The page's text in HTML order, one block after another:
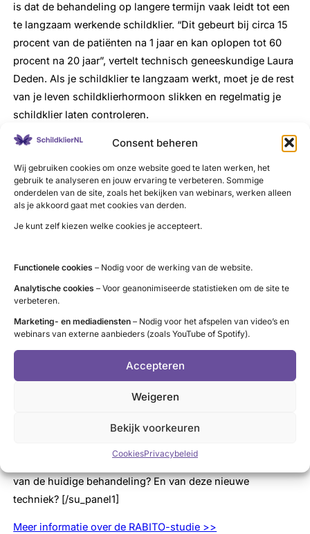
Consent beheren
Wij gebruiken cookies om onze website goed te laten werken, het
gebruik te analyseren en jouw ervaring te verbeteren. Sommige
onderdelen van de site, zoals het bekijken van webinars, werken alleen
als je akkoord gaat met cookies van derden.
Je kunt zelf kiezen welke cookies je accepteert.
Functionele cookies – Nodig voor de werking van de website.
Analytische cookies – Voor geanonimiseerde statistieken om de site te
verbeteren.
Marketing- en mediadiensten – Nodig voor het afspelen van video’s en
webinars van externe aanbieders (zoals YouTube of Spotify).
Accepteren
Weigeren
Bekijk voorkeuren
CookiesPrivacybeleid
is dat de behandeling op langere termijn vaak leidt tot een
te langzaam werkende schildklier. “Dit gebeurt bij circa 15
procent van de patiënten na 1 jaar en kan oplopen tot 60
procent na 20 jaar”, vertelt technisch geneeskundige Laura
Deden. Als je schildklier te langzaam werkt, moet je de rest
van je leven schildklierhormoon slikken en regelmatig je
schildklier laten controleren.
Op dit moment wordt RFA toegepast om
drukklachten geven, kleiner te maken. De kans op
hypothyreoïdie lijkt bij RFA kleiner dan bij radioactief
hyperthyreoïdie, moet uit de studie blijken.
zo min mogelijk risico op hypothyreoïdie.
De studie is mogelijk met een subsidie van ZonMw en is
ontstaan uit een samenwerking tussen universiteit Twente,
Rijnstate, VUMC en ZGT.[su_panel1]
Magazine Schild over RFA
In de ‘Schild’ van maart 2022 staat een uitgebreid artikel
van de huidige behandeling? En van deze nieuwe
techniek? [/su_panel1]
Meer informatie over de RABITO-studie >>